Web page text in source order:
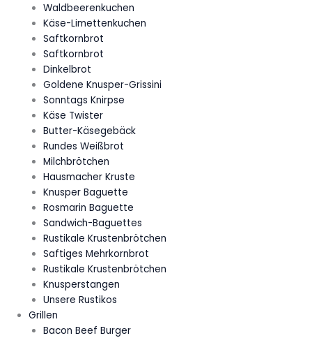
Waldbeerenkuchen
Käse-Limettenkuchen
Saftkornbrot
Saftkornbrot
Dinkelbrot
Goldene Knusper-Grissini
Sonntags Knirpse
Käse Twister
Butter-Käsegebäck
Rundes Weißbrot
Milchbrötchen
Hausmacher Kruste
Knusper Baguette
Rosmarin Baguette
Sandwich-Baguettes
Rustikale Krustenbrötchen
Saftiges Mehrkornbrot
Rustikale Krustenbrötchen
Knusperstangen
Unsere Rustikos
Grillen
Bacon Beef Burger